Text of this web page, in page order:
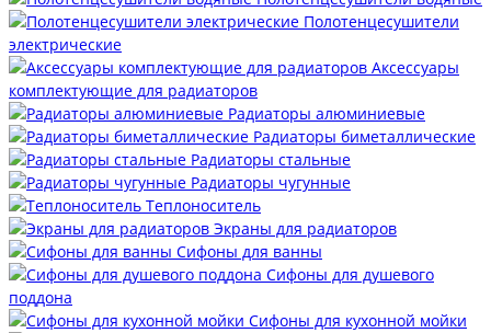
Полотенцесушители
электрические
Аксессуары
комплектующие для радиаторов
Радиаторы алюминиевые
Радиаторы биметаллические
Радиаторы стальные
Радиаторы чугунные
Теплоноситель
Экраны для радиаторов
Сифоны для ванны
Сифоны для душевого
поддона
Сифоны для кухонной мойки